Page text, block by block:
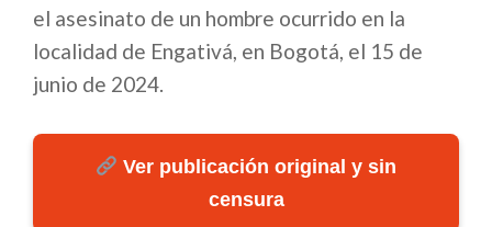
el asesinato de un hombre ocurrido en la
localidad de Engativá, en Bogotá, el 15 de
junio de 2024.
Ver publicación original y sin
censura